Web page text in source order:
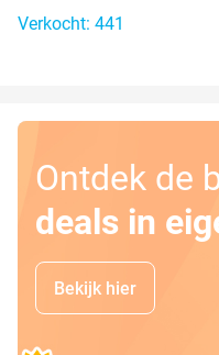
Verkocht: 441
Ontdek de
deals in
Bekijk hier